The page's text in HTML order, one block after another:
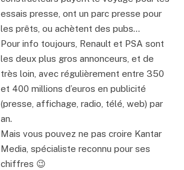
essais presse, ont un parc presse pour
les prêts, ou achètent des pubs…
Pour info toujours, Renault et PSA sont
les deux plus gros annonceurs, et de
très loin, avec régulièrement entre 350
et 400 millions d’euros en publicité
(presse, affichage, radio, télé, web) par
an.
Mais vous pouvez ne pas croire Kantar
Media, spécialiste reconnu pour ses
chiffres 😉